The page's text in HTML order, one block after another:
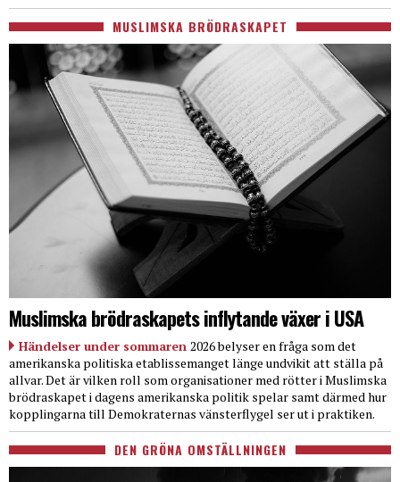
MUSLIMSKA BRÖDRASKAPET
Muslimska brödraskapets inflytande växer i USA
Händelser under sommaren 2026 belyser en fråga som det
amerikanska politiska etablissemanget länge undvikit att ställa på
allvar. Det är vilken roll som organisationer med rötter i Muslimska
brödraskapet i dagens amerikanska politik spelar samt därmed hur
kopplingarna till Demokraternas vänsterflygel ser ut i praktiken.
DEN GRÖNA OMSTÄLLNINGEN